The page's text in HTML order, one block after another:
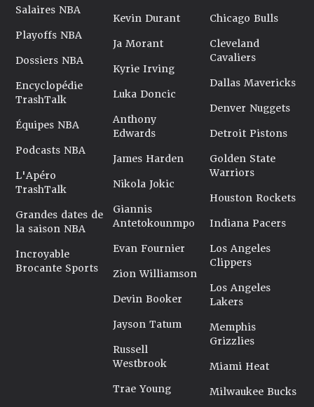
Salaires NBA
Playoffs NBA
Dossiers NBA
Encyclopédie
TrashTalk
Équipes NBA
Podcasts NBA
L'Apéro
TrashTalk
Grandes dates de
la saison NBA
Incroyable
Brocante Sports
Kevin Durant
Ja Morant
Kyrie Irving
Luka Doncic
Anthony
Edwards
James Harden
Nikola Jokic
Giannis
Antetokounmpo
Evan Fournier
Zion Williamson
Devin Booker
Jayson Tatum
Russell
Westbrook
Trae Young
Chicago Bulls
Cleveland
Cavaliers
Dallas Mavericks
Denver Nuggets
Detroit Pistons
Golden State
Warriors
Houston Rockets
Indiana Pacers
Los Angeles
Clippers
Los Angeles
Lakers
Memphis
Grizzlies
Miami Heat
Milwaukee Bucks